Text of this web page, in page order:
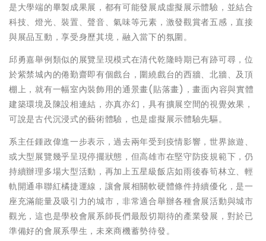
是大學端的畢製成果展，都有可能發展成虛擬展示體驗，並結合
科技、燈光、裝置、聲音、氣味等元素，激發觀賞者五感，直接
與展品互動，享受身歷其境，融入當下的氛圍。
邱勇嘉舉例類似的展覽呈現模式在清代乾隆時期已有跡可尋，位
於紫禁城內的倦勤齋即有個戲台，圍繞戲台的西牆、北牆、及頂
棚上，就有一幅室內裝飾用的通景畫(貼落畫)，畫面內容與實體
建築環境及陳設相連結，亦真亦幻，具有擴展空間的視覺效果，
可說是古代沉浸式的藝術體驗，也是虛擬展示體驗先驅。
系主任鍾政偉進一步表示，過去兩年受到疫情影響，世界旅遊、
或大型展覽幾乎呈現停擺狀態，但高雄市在堅守防疫規範下，仍
持續辦理多場大型活動，再加上五星級飯店如雨後春筍林立、輕
軌開通串聯紅橘捷運線，讓會展相關軟硬體條件持續優化，是一
座充滿能量及吸引力的城市，非常適合舉辦各種會展活動與城市
觀光，這也是學校會展系師長們最殷切期待的產業發展，對於已
準備好的會展系學生，未來商機蓄勢待發。